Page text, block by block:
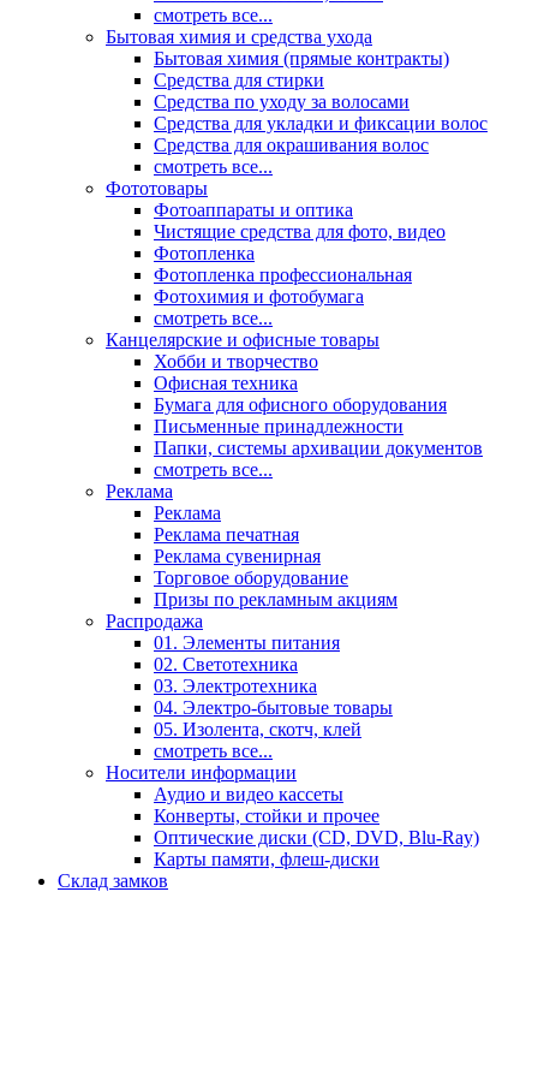
смотреть все...
Бытовая химия и средства ухода
Бытовая химия (прямые контракты)
Средства для стирки
Средства по уходу за волосами
Средства для укладки и фиксации волос
Средства для окрашивания волос
смотреть все...
Фототовары
Фотоаппараты и оптика
Чистящие средства для фото, видео
Фотопленка
Фотопленка профессиональная
Фотохимия и фотобумага
смотреть все...
Канцелярские и офисные товары
Хобби и творчество
Офисная техника
Бумага для офисного оборудования
Письменные принадлежности
Папки, системы архивации документов
смотреть все...
Реклама
Реклама
Реклама печатная
Реклама сувенирная
Торговое оборудование
Призы по рекламным акциям
Распродажа
01. Элементы питания
02. Светотехника
03. Электротехника
04. Электро-бытовые товары
05. Изолента, скотч, клей
смотреть все...
Носители информации
Аудио и видео кассеты
Конверты, стойки и прочее
Оптические диски (CD, DVD, Blu-Ray)
Карты памяти, флеш-диски
Склад замков